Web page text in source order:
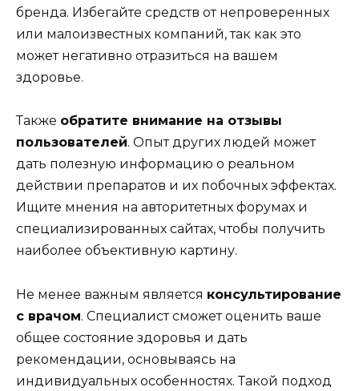
бренда. Избегайте средств от непроверенных
или малоизвестных компаний, так как это
может негативно отразиться на вашем
здоровье.
Также обратите внимание на отзывы
пользователей. Опыт других людей может
дать полезную информацию о реальном
действии препаратов и их побочных эффектах.
Ищите мнения на авторитетных форумах и
специализированных сайтах, чтобы получить
наиболее объективную картину.
Не менее важным является консультирование
с врачом. Специалист сможет оценить ваше
общее состояние здоровья и дать
рекомендации, основываясь на
индивидуальных особенностях. Такой подход